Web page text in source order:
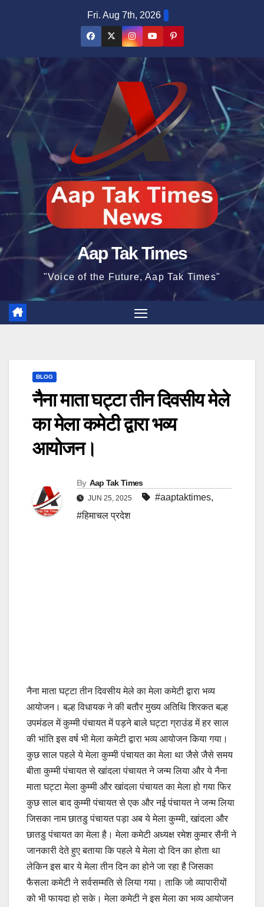
Fri. Aug 7th, 2026
Aap Tak Times
"Voice of the Future, Aap Tak Times"
BLOG
नैना माता घट्टा तीन दिवसीय मेले
का मेला कमेटी द्वारा भव्य
आयोजन।
By Aap Tak Times
JUN 25, 2025 #aaptaktimes,
#हिमाचल प्रदेश
नैना माता घट्टा तीन दिवसीय मेले का मेला कमेटी द्वारा भव्य
आयोजन। बल्ह विधायक ने की बतौर मुख्य अतिथि शिरकत बल्ह
उपमंडल में कुम्मी पंचायत में पड़ने बाले घट्टा ग्राउंड में हर साल
की भांति इस वर्ष भी मेला कमेटी द्वारा भव्य आयोजन किया गया।
कुछ साल पहले ये मेला कुम्मी पंचायत का मेला था जैसे जैसे समय
बीता कुम्मी पंचायत से खांदला पंचायत ने जन्म लिया और ये नैना
माता घट्टा मेला कुम्मी और खांदला पंचायत का मेला हो गया फिर
कुछ साल बाद कुम्मी पंचायत से एक और नई पंचायत ने जन्म लिया
जिसका नाम छातडु पंचायत पड़ा अब ये मेला कुम्मी, खांदला और
छातडु पंचायत का मेला है। मेला कमेटी अध्यक्ष रमेश कुमार सैनी ने
जानकारी देते हुए बताया कि पहले ये मेला दो दिन का होता था
लेकिन इस बार ये मेला तीन दिन का होने जा रहा है जिसका
फैसला कमेटी ने सर्वसम्मति से लिया गया। ताकि जो व्यापारीयों
को भी फायदा हो सके। मेला कमेटी ने इस मेला का भव्य आयोजन